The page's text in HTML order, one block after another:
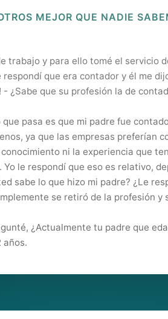
MEJOR QUE NADIE
trabajo y para ello tomé el servicio
respondí que era contador y él me
- ¿Sabe que su profesión la de
pasa es que mi padre fue
ya que las empresas preferían
ni la experiencia que
Yo le respondí que eso es relativo,
sabe lo que hizo mi padre? ¿Le
se retiró de la profesión
¿Actualmente tu padre que
años.